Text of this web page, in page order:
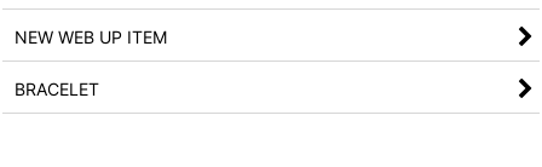
NEW WEB UP ITEM
BRACELET